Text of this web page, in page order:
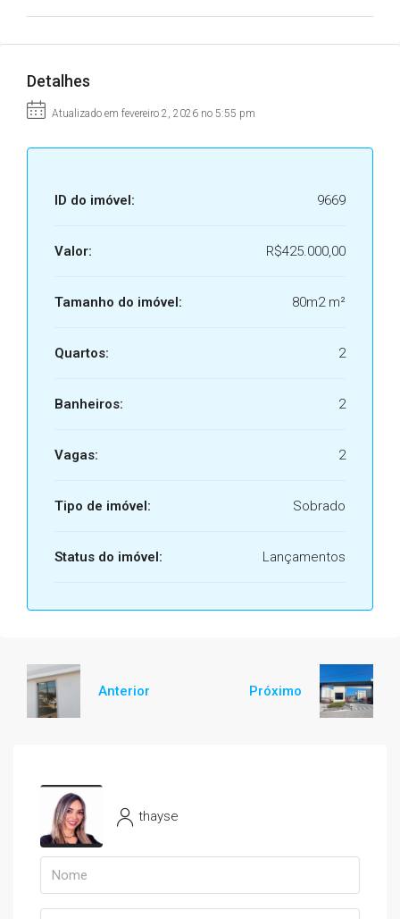
Detalhes
Atualizado em fevereiro 2, 2026 no 5:55 pm
ID do imóvel: 9669
Valor: R$425.000,00
Tamanho do imóvel: 80m2 m²
Quartos: 2
Banheiros: 2
Vagas: 2
Tipo de imóvel: Sobrado
Status do imóvel: Lançamentos
Anterior Próximo
thayse